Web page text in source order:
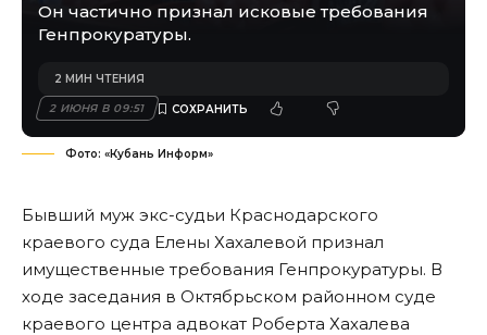
Он частично признал исковые требования
Генпрокуратуры.
2 ИЮНЯ В 09:51
2 МИН ЧТЕНИЯ
Фото: «Кубань Информ»
Бывший муж экс-судьи Краснодарского
краевого суда Елены Хахалевой признал
имущественные требования Генпрокуратуры. В
ходе заседания в Октябрьском районном суде
краевого центра адвокат Роберта Хахалева